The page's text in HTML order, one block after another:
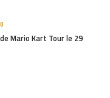
Mario Kart Tour le 29